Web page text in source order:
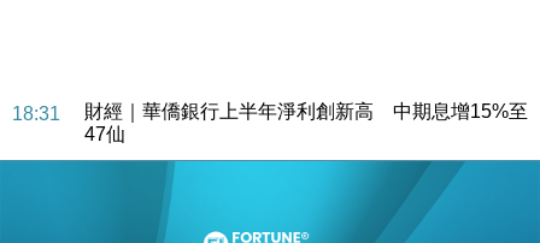
18:31
財經｜華僑銀行上半年淨利創新高 中期息增15%至
47仙
財經｜滙豐上調香港今年GDP預測至4.5% 看好貿易
及消費表現
本地｜假冒內地執法人員要求交「保證金」 43歲女子